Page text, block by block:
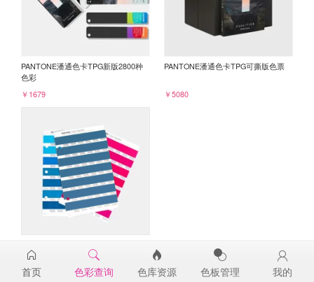
PANTONE潘通色卡TPG新版2800种
色彩
￥1679
PANTONE潘通色卡TPG可撕版色票
￥5080
18-4231TPG
￥98
首页 色彩查询 色库资源 色板管理 我的